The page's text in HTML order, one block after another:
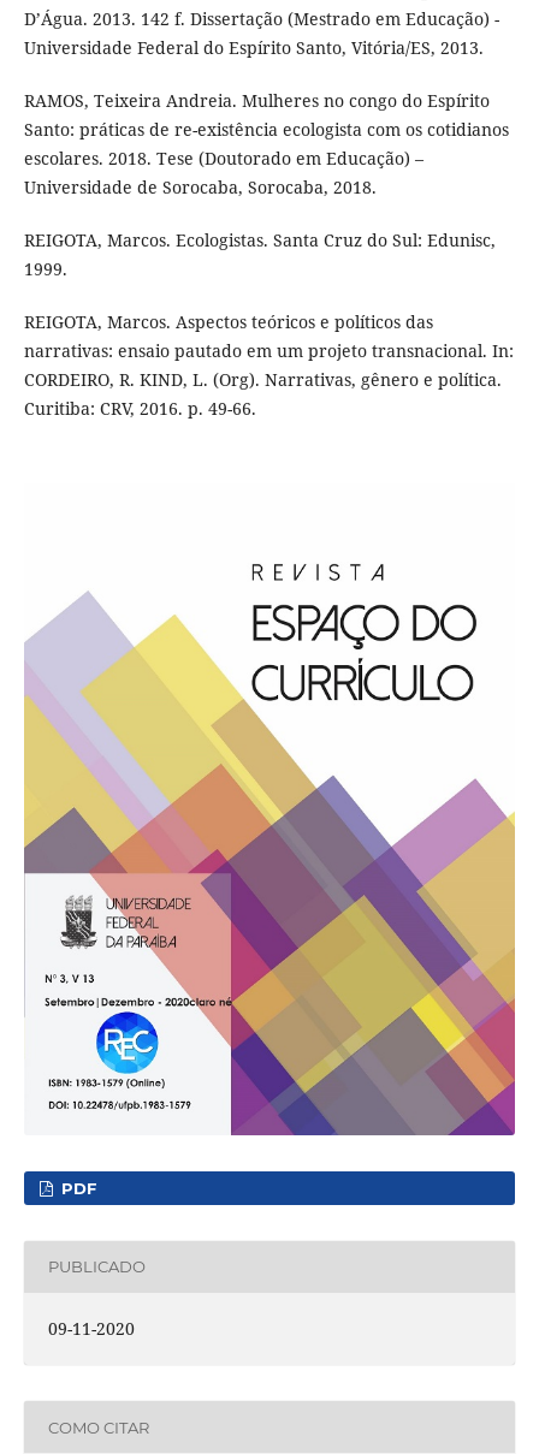
D’Água. 2013. 142 f. Dissertação (Mestrado em Educação) -
Universidade Federal do Espírito Santo, Vitória/ES, 2013.
RAMOS, Teixeira Andreia. Mulheres no congo do Espírito
Santo: práticas de re-existência ecologista com os cotidianos
escolares. 2018. Tese (Doutorado em Educação) –
Universidade de Sorocaba, Sorocaba, 2018.
REIGOTA, Marcos. Ecologistas. Santa Cruz do Sul: Edunisc,
1999.
REIGOTA, Marcos. Aspectos teóricos e políticos das
narrativas: ensaio pautado em um projeto transnacional. In:
CORDEIRO, R. KIND, L. (Org). Narrativas, gênero e política.
Curitiba: CRV, 2016. p. 49-66.
PDF
PUBLICADO
09-11-2020
COMO CITAR